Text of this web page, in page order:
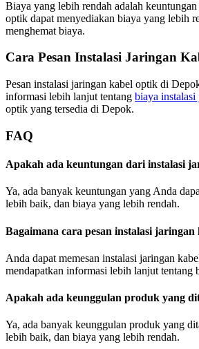
Biaya yang lebih rendah adalah
optik dapat menyediakan biaya yang lebih
menghemat biaya.
Cara Pesan Instalasi Jaringan
Pesan instalasi jaringan kabel optik di
informasi lebih lanjut tentang biaya
optik yang tersedia di Depok.
FAQ
Apakah ada keuntungan dari instalasi
Ya, ada banyak keuntungan yang Anda
lebih baik, dan biaya yang lebih rendah.
Bagaimana cara pesan instalasi
Anda dapat memesan instalasi jaringan
mendapatkan informasi lebih lanjut
Apakah ada keunggulan produk yang
Ya, ada banyak keunggulan produk yang
lebih baik, dan biaya yang lebih rendah.